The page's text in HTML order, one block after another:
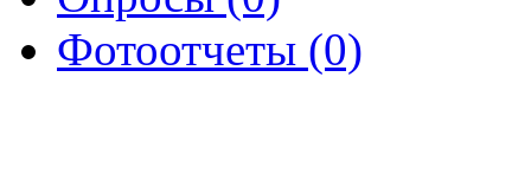
Фотоотчеты (0)